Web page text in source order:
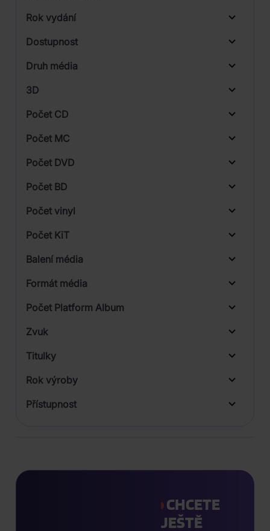
Rok vydání
Od
Dostupnost
Druh média
3D
Počet CD
Počet MC
Počet DVD
Počet BD
Počet vinyl
Počet KiT
Balení média
Formát média
Počet Platform Album
Zvuk
Titulky
Rok výroby
Přístupnost
CHCETE
JEŠTĚ